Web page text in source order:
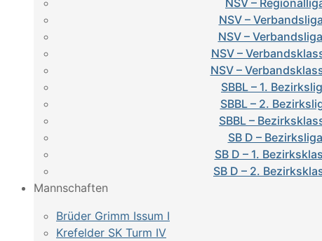
NSV –
NSV –
NSV –
NSV –
SBBL – 1.
SBBL – 2.
SBBL –
SB D – Bezirksliga
SB D – 1.
SB D – 2.
Mannschaften
Brüder Grimm Issum I
Krefelder SK Turm IV